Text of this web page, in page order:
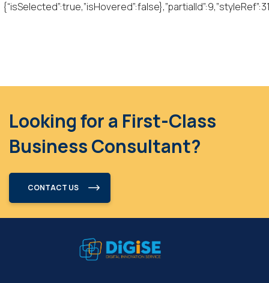
Looking for a First-Class
Business Consultant?
CONTACT US